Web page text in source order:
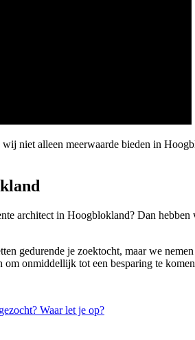
niet alleen meerwaarde bieden in
architect in Hoogblokland? Dan
gedurende je zoektocht, maar we
onmiddellijk tot een besparing te
Waar let je op?